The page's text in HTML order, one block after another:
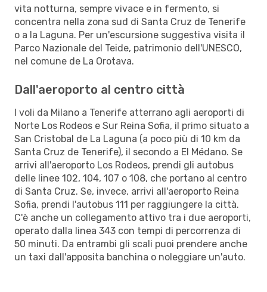
vita notturna, sempre vivace e in fermento, si
concentra nella zona sud di Santa Cruz de Tenerife
o a la Laguna. Per un'escursione suggestiva visita il
Parco Nazionale del Teide, patrimonio dell'UNESCO,
nel comune de La Orotava.
Dall'aeroporto al centro città
I voli da Milano a Tenerife atterrano agli aeroporti di
Norte Los Rodeos e Sur Reina Sofia, il primo situato a
San Cristobal de La Laguna (a poco più di 10 km da
Santa Cruz de Tenerife), il secondo a El Médano. Se
arrivi all'aeroporto Los Rodeos, prendi gli autobus
delle linee 102, 104, 107 o 108, che portano al centro
di Santa Cruz. Se, invece, arrivi all'aeroporto Reina
Sofia, prendi l'autobus 111 per raggiungere la città.
C'è anche un collegamento attivo tra i due aeroporti,
operato dalla linea 343 con tempi di percorrenza di
50 minuti. Da entrambi gli scali puoi prendere anche
un taxi dall'apposita banchina o noleggiare un'auto.